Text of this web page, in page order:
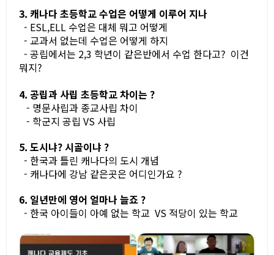
3. 캐나다 초등학교 수업은 어떻게 이루어 지나
- ESL,ELL 수업은 대체 뭐고 어떻게
- 교과서 없는데 수업은 어떻게 하지
- 공립에서는 2,3 학년이 같은반에서 수업 한다고? 이건
뭐지?
4. 공립과 사립 초등학교 차이는 ?
- 명문사립과 종교사립 차이
- 학군지 공립 VS 사립
5. 도시냐? 시골이냐 ?
- 한국과 틀린 캐나다의 도시 개념
- 캐나다에 강남 같은곳은 어디인가요 ?
6. 일년만에 영어 얼마나 늘죠 ?
- 한국 아이들이 아예 없는 학교 VS 적당이 있는 학교